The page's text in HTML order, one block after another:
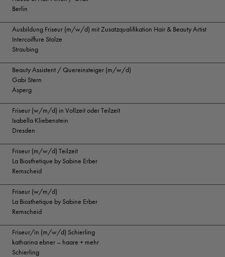
Berlin
Ausbildung Friseur (m/w/d) mit Zusatzqualifikation Hair & Beauty Artist
Intercoiffure Stolze
Straubing
Beauty Assistent / Quereinsteiger (m/w/d)
Gabi Stern
Asperg
Friseur (w/m/d) in Vollzeit oder Teilzeit
Isabella Kliebenstein
Dresden
Friseur (m/w/d) Teilzeit
La Biosthetique by Sabine Erber
Remscheid
Friseur (w/m/d)
La Biosthetique by Sabine Erber
Remscheid
Friseur/in (m/w/d) Schierling
katharina ebner – haare + mehr
Schierling